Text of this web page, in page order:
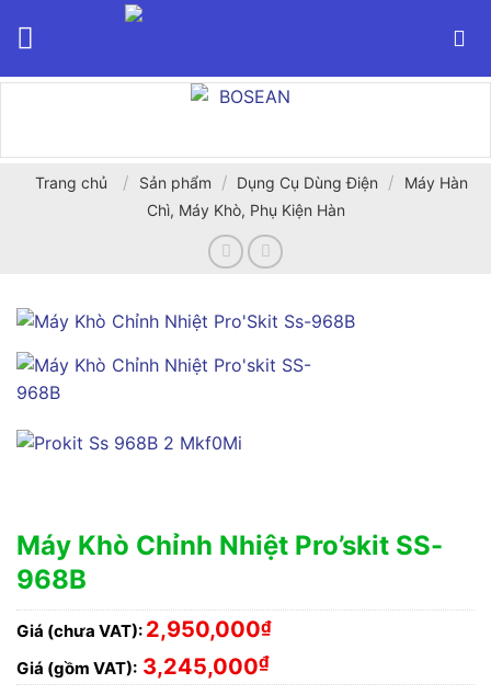
Trang chủ / Sản phẩm / Dụng Cụ Dùng Điện /
Máy Hàn
Chì, Máy Khò, Phụ Kiện Hàn
Máy Khò Chỉnh Nhiệt Pro’skit SS-
968B
Giá (chưa VAT): 2,950,000₫
Giá (gồm VAT): 3,245,000₫